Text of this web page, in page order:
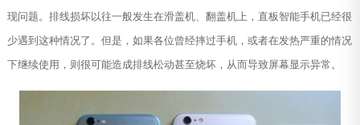
现问题。排线损坏以往一般发生在滑盖机、翻盖机上，直板智能手机已经很
少遇到这种情况了。但是，如果各位曾经摔过手机，或者在发热严重的情况
下继续使用，则很可能造成排线松动甚至烧坏，从而导致屏幕显示异常。